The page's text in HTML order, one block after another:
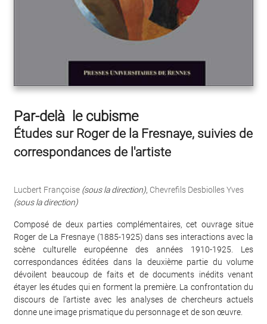
Par-delà le cubisme
Études sur Roger de la Fresnaye, suivies de
correspondances de l'artiste
Lucbert Françoise (sous la direction), Chevrefils Desbiolles Yves
(sous la direction)
Composé de deux parties complémentaires, cet ouvrage situe
Roger de La Fresnaye (1885-1925) dans ses interactions avec la
scène culturelle européenne des années 1910-1925. Les
correspondances éditées dans la deuxième partie du volume
dévoilent beaucoup de faits et de documents inédits venant
étayer les études qui en forment la première. La confrontation du
discours de l’artiste avec les analyses de chercheurs actuels
donne une image prismatique du personnage et de son œuvre.